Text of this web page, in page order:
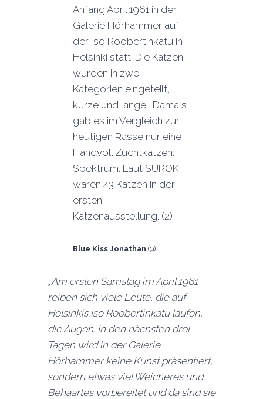
Anfang April 1961 in der
Galerie Hörhammer auf
der Iso Roobertinkatu in
Helsinki statt. Die Katzen
wurden in zwei
Kategorien eingeteilt,
kurze und lange. Damals
gab es im Vergleich zur
heutigen Rasse nur eine
Handvoll Zuchtkatzen.
Spektrum. Laut SUROK
waren 43 Katzen in der
ersten
Katzenausstellung. (2)
Blue Kiss Jonathan (9)
„Am ersten Samstag im April 1961
reiben sich viele Leute, die auf
Helsinkis Iso Roobertinkatu laufen,
die Augen. In den nächsten drei
Tagen wird in der Galerie
Hörhammer keine Kunst präsentiert,
sondern etwas viel Weicheres und
Behaartes vorbereitet und da sind sie